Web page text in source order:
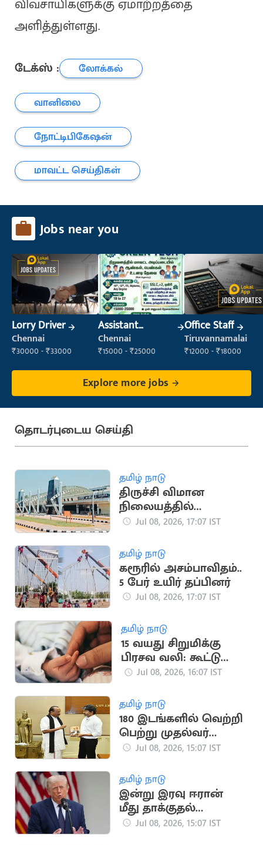
விவசாயிகளுக்கு ஏமாற்றத்தை
அளித்துள்ளது.
டேக்ஸ் :
லோக்கல்
வானிலை
நோட்டிபிகேஷன்
மாவட்ட செய்திகள்
Jobs near you
Lorry Driver
Chennai
₹30000 - ₹33000
Assistant
Manager
Chennai
₹15000 - ₹25000
Office Staff
Tiruvannamalai
₹12000 - ₹18000
Explore more jobs
தொடர்புடைய செய்தி
தமிழ் நாடு
திருச்சி விமான
நிலையத்தில்
அதிநவீன பாதுகாப்பு
Jul 08, 2026, 17:07 IST
தமிழ் நாடு
கரூரில் அசம்பாவிதம்..
5 பேர் உயிர் தப்பினர்
Jul 08, 2026, 17:07 IST
தமிழ் நாடு
15 வயது சிறுமிக்கு
பிரசவ வலி: கூட்டு
பலாத்காரம் அம்பலம்
Jul 08, 2026, 16:07 IST
தமிழ் நாடு
180 இடங்களில் வெற்றி
பெற்று முதல்வர்
விஜய்
வைகோ
Jul 08, 2026, 15:07 IST
தமிழ் நாடு
இன்று இரவு ஈரான்
மீது தாக்குதல்
நடத்துவோம்: டிரம்ப்
Jul 08, 2026, 15:07 IST